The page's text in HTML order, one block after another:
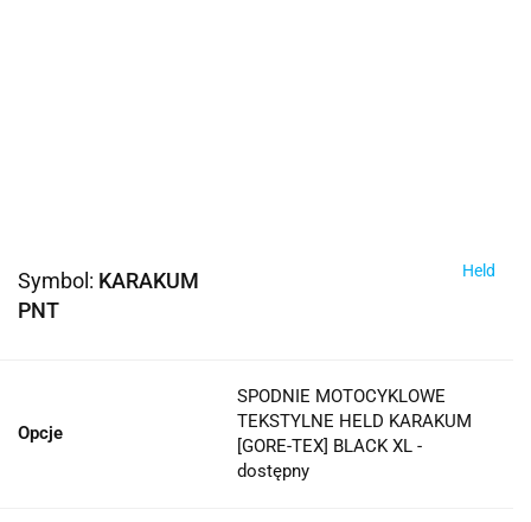
Symbol: KARAKUM
PNT
Held
Opcje
SPODNIE MOTOCYKLOWE
TEKSTYLNE HELD KARAKUM
[GORE-TEX] BLACK XL -
dostępny